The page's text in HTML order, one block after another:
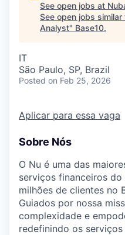
See open jobs at
See open jobs similar
Analyst" Base10.
IT
São Paulo, SP, Brazil
Posted on Feb 25, 2026
Aplicar para essa vaga
Sobre Nós
O Nu é uma das
serviços financeiros
milhões de clientes no
Guiados por nossa
complexidade e
redefinindo os